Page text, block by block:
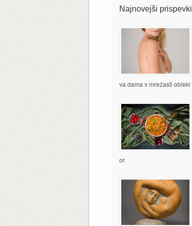
Najnovejši prispevki
va dama v mrežasti obleki
or